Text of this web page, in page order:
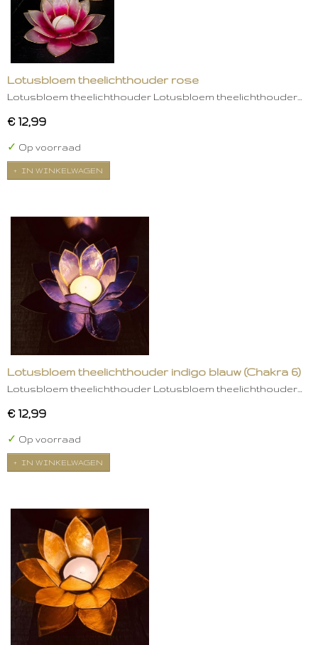
Lotusbloem theelichthouder rose
Lotusbloem theelichthouder Lotusbloem theelichthouder…
€ 12,99
✓ Op voorraad
IN WINKELWAGEN
Lotusbloem theelichthouder indigo blauw (Chakra 6)
Lotusbloem theelichthouder Lotusbloem theelichthouder…
€ 12,99
✓ Op voorraad
IN WINKELWAGEN